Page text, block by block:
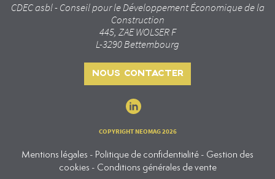
CDEC asbl - Conseil pour le Développement Économique de la
Construction
445, ZAE WOLSER F
L-3290 Bettembourg
NOUS CONTACTER
COPYRIGHT NEOMAG 2026
Mentions légales - Politique de confidentialité - Gestion des
cookies - Conditions générales de vente